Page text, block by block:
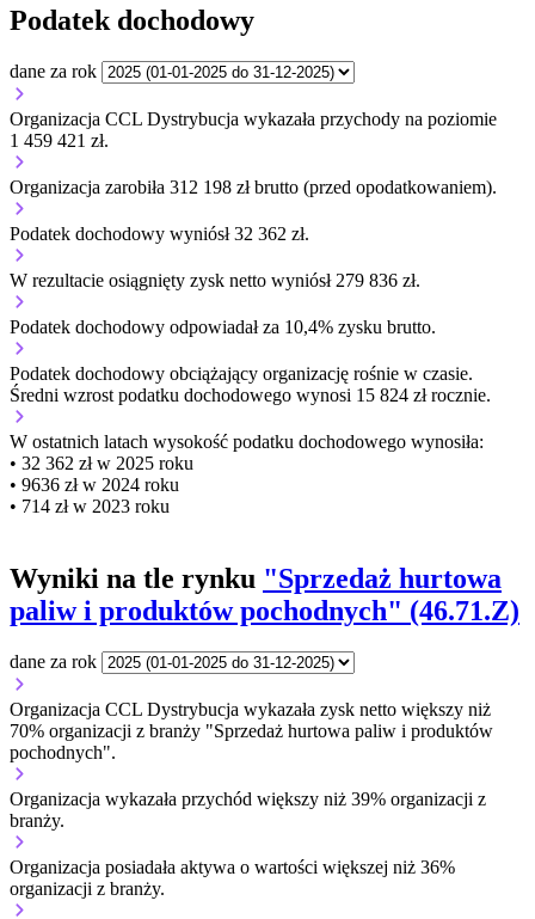
Podatek dochodowy
dane za rok
Organizacja CCL Dystrybucja wykazała przychody na poziomie
1 459 421 zł.
Organizacja zarobiła 312 198 zł brutto (przed opodatkowaniem).
Podatek dochodowy wyniósł 32 362 zł.
W rezultacie osiągnięty zysk netto wyniósł 279 836 zł.
Podatek dochodowy odpowiadał za 10,4% zysku brutto.
Podatek dochodowy obciążający organizację rośnie w czasie.
Średni wzrost podatku dochodowego wynosi 15 824 zł rocznie.
W ostatnich latach wysokość podatku dochodowego wynosiła:
• 32 362 zł w 2025 roku
• 9636 zł w 2024 roku
• 714 zł w 2023 roku
Wyniki na tle rynku "Sprzedaż hurtowa
paliw i produktów pochodnych" (46.71.Z)
dane za rok
Organizacja CCL Dystrybucja wykazała zysk netto większy niż
70% organizacji z branży "Sprzedaż hurtowa paliw i produktów
pochodnych".
Organizacja wykazała przychód większy niż 39% organizacji z
branży.
Organizacja posiadała aktywa o wartości większej niż 36%
organizacji z branży.